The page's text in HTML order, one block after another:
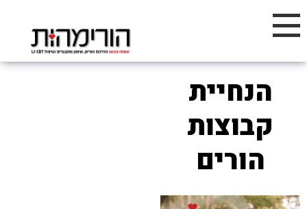
הנחיית
קבוצות
הורים